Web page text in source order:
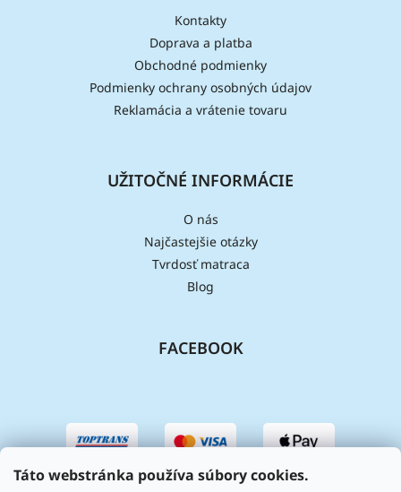
Táto webstránka používa súbory cookies.
Kontakty
Doprava a platba
Obchodné podmienky
Podmienky ochrany osobných údajov
Reklamácia a vrátenie tovaru
UŽITOČNÉ INFORMÁCIE
O nás
Najčastejšie otázky
Tvrdosť matraca
Blog
FACEBOOK